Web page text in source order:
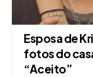
Esposa de
fotos do
“Aceito”